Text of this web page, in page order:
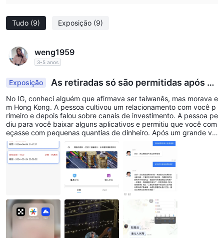
Tudo (9) Exposição (9)
weng1959
3-5 anos
Exposição
As retiradas só são permitidas após o
pagamento dos fundos de controle de risco e o c
umprimento das tarefas.
No IG, conheci alguém que afirmava ser taiwanês, mas morava e
m Hong Kong. A pessoa cultivou um relacionamento com você p
rimeiro e depois falou sobre canais de investimento. A pessoa pe
diu para você baixar alguns aplicativos e permitiu que você com
eçasse com pequenas quantias de dinheiro. Após um grande val
or ser depositado, eles se recusam a permitir saques, alegando
que as tarefas do novo usuário não foram concluídas. Se as tare
fas não forem concluídas dentro do prazo, eles exigirão o paga
mento de taxas de controle de risco e relatarão inadimplências d